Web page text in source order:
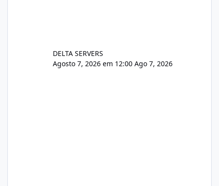
DELTA SERVERS
Agosto 7, 2026 em 12:00 Ago 7, 2026